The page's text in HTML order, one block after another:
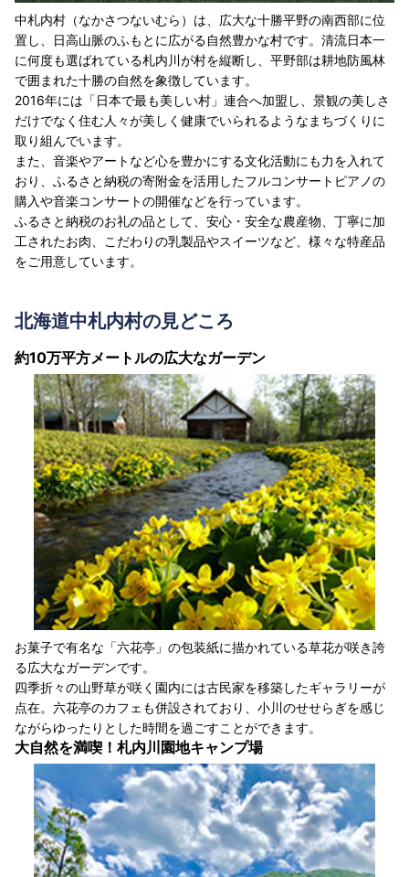
中札内村（なかさつないむら）は、広大な十勝平野の南西部に位
置し、日高山脈のふもとに広がる自然豊かな村です。清流日本一
に何度も選ばれている札内川が村を縦断し、平野部は耕地防風林
で囲まれた十勝の自然を象徴しています。
2016年には「日本で最も美しい村」連合へ加盟し、景観の美しさ
だけでなく住む人々が美しく健康でいられるようなまちづくりに
取り組んでいます。
また、音楽やアートなど心を豊かにする文化活動にも力を入れて
おり、ふるさと納税の寄附金を活用したフルコンサートピアノの
購入や音楽コンサートの開催などを行っています。
ふるさと納税のお礼の品として、安心・安全な農産物、丁寧に加
工されたお肉、こだわりの乳製品やスイーツなど、様々な特産品
をご用意しています。
北海道中札内村の見どころ
約10万平方メートルの広大なガーデン
お菓子で有名な「六花亭」の包装紙に描かれている草花が咲き誇
る広大なガーデンです。
四季折々の山野草が咲く園内には古民家を移築したギャラリーが
点在。六花亭のカフェも併設されており、小川のせせらぎを感じ
ながらゆったりとした時間を過ごすことができます。
大自然を満喫！札内川園地キャンプ場